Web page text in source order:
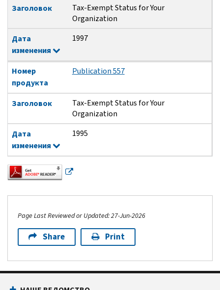
Заголовок
Tax-Exempt Status for Your
Organization
Дата
изменения
1997
Номер
продукта
Publication 557
Заголовок
Tax-Exempt Status for Your
Organization
Дата
изменения
1995
Page Last Reviewed or Updated: 27-Jun-2026
Share Print